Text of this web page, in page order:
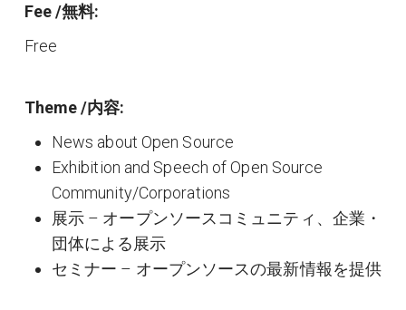
Fee /無料:
Free
Theme /内容:
News about Open Source
Exhibition and Speech of Open Source
Community/Corporations
展示 – オープンソースコミュニティ、企業・
団体による展示
セミナー – オープンソースの最新情報を提供